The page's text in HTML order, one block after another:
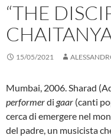
“THE
15/05/2021
Mumbai, 2006. Sharad
performerdi gaar (canti
cerca di emergere nel
del padre, un musicista